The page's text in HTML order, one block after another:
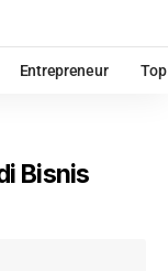
Entrepreneur
Bisnis